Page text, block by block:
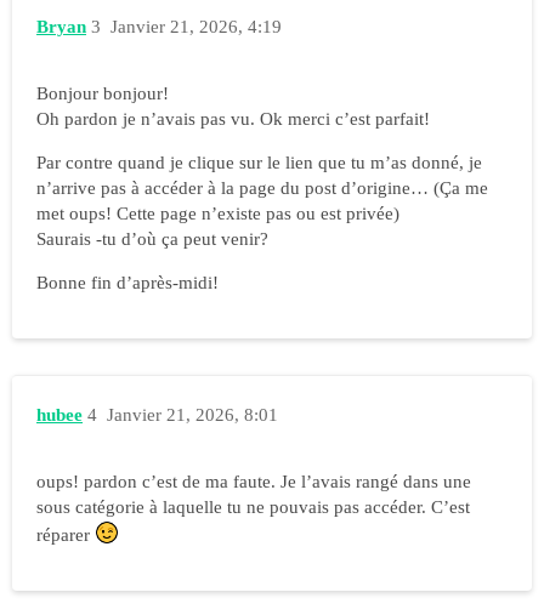
Bryan Janvier 21, 2026, 4:19
3
Bonjour bonjour!
Oh pardon je n’avais pas vu. Ok merci c’est parfait!
Par contre quand je clique sur le lien que tu m’as donné, je
n’arrive pas à accéder à la page du post d’origine… (Ça me
met oups! Cette page n’existe pas ou est privée)
Saurais -tu d’où ça peut venir?
Bonne fin d’après-midi!
hubee Janvier 21, 2026, 8:01
4
oups! pardon c’est de ma faute. Je l’avais rangé dans une
sous catégorie à laquelle tu ne pouvais pas accéder. C’est
réparer